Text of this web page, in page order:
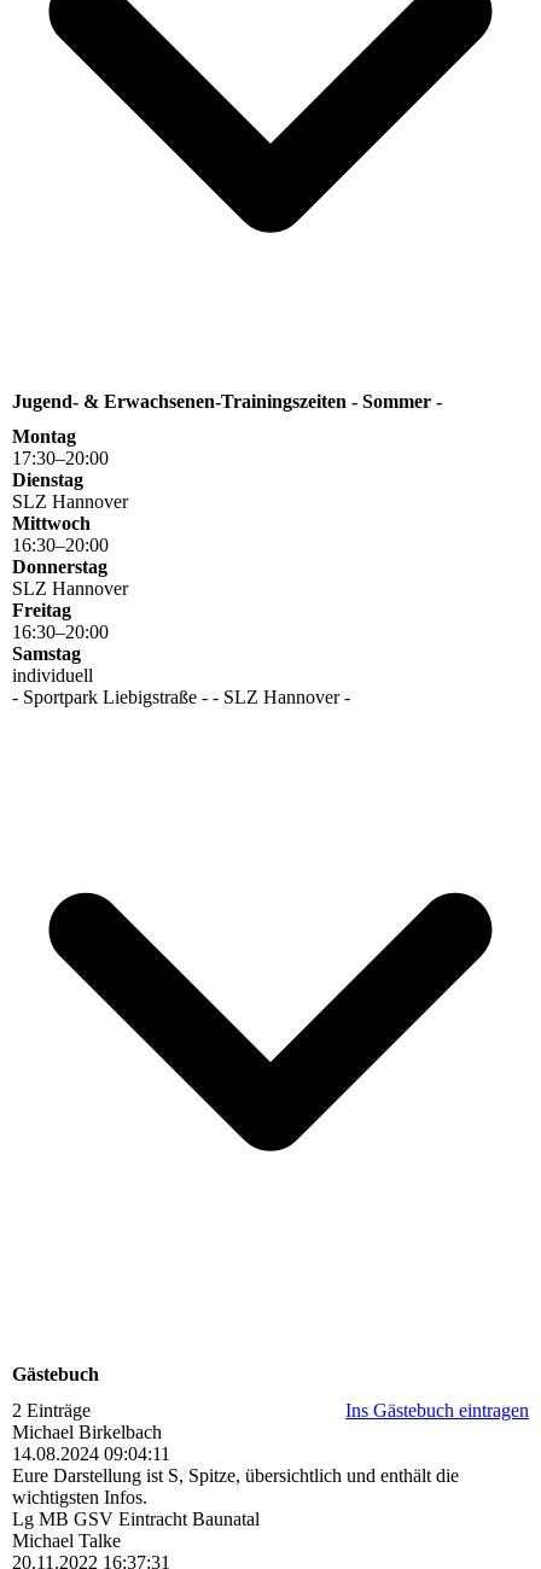
Jugend- & Erwachsenen-Trainingszeiten - Sommer -
Montag
17:30–20:00
Dienstag
SLZ Hannover
Mittwoch
16:30–20:00
Donnerstag
SLZ Hannover
Freitag
16:30–20:00
Samstag
individuell
- Sportpark Liebigstraße - - SLZ Hannover -
Gästebuch
2 Einträge
Ins Gästebuch eintragen
Michael Birkelbach
14.08.2024 09:04:11
Eure Darstellung ist S, Spitze, übersichtlich und enthält die
wichtigsten Infos.
Lg MB GSV Eintracht Baunatal
Michael Talke
20.11.2022 16:37:31